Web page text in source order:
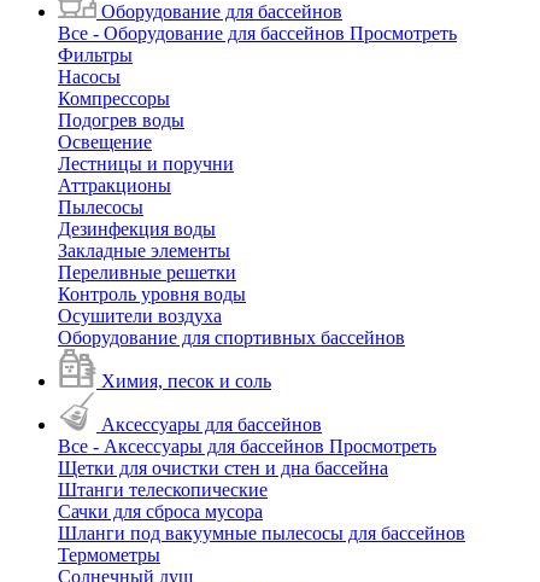
Оборудование для бассейнов
Все - Оборудование для бассейнов Просмотреть
Фильтры
Насосы
Компрессоры
Подогрев воды
Освещение
Лестницы и поручни
Аттракционы
Пылесосы
Дезинфекция воды
Закладные элементы
Переливные решетки
Контроль уровня воды
Осушители воздуха
Оборудование для спортивных бассейнов
Химия, песок и соль
Аксессуары для бассейнов
Все - Аксессуары для бассейнов Просмотреть
Щетки для очистки стен и дна бассейна
Штанги телескопические
Сачки для сброса мусора
Шланги под вакуумные пылесосы для бассейнов
Термометры
Солнечный душ